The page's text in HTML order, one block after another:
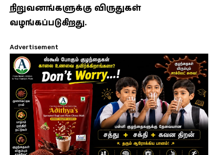
நிறுவனங்களுக்கு விருதுகள்
வழங்கப்படுகிறது.
Advertisement